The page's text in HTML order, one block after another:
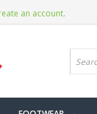
an account.